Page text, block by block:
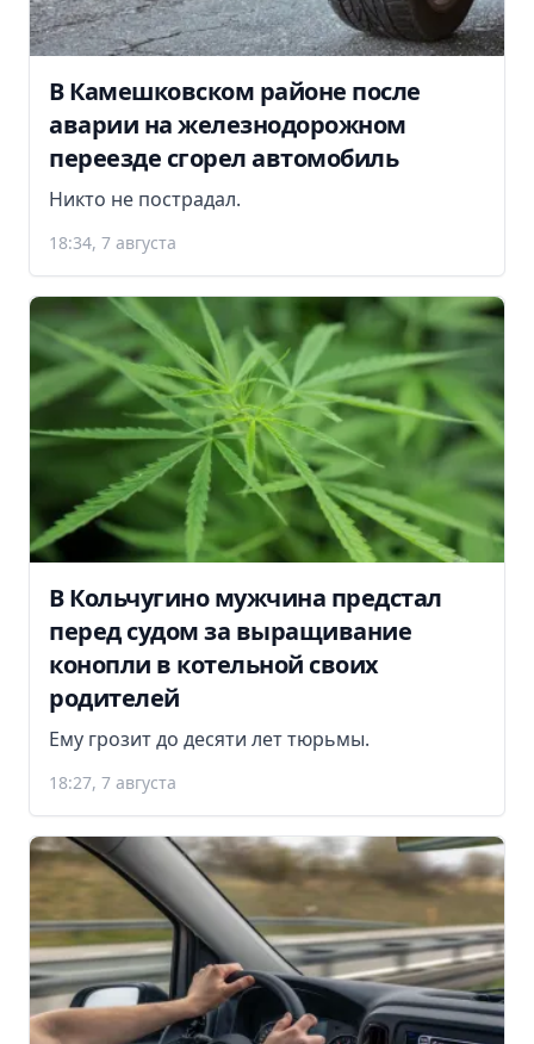
В Камешковском районе после
аварии на железнодорожном
переезде сгорел автомобиль
Никто не пострадал.
18:34, 7 августа
В Кольчугино мужчина предстал
перед судом за выращивание
конопли в котельной своих
родителей
Ему грозит до десяти лет тюрьмы.
18:27, 7 августа